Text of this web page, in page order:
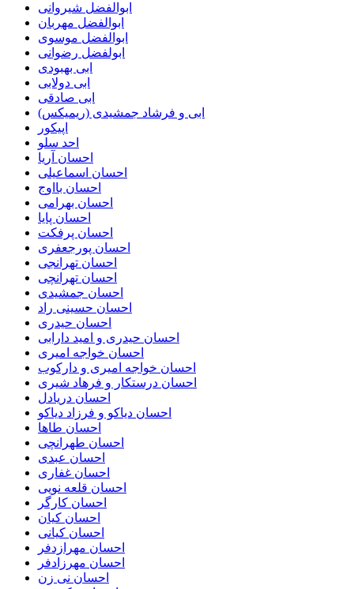
ابوالفضل شیروانی
ابوالفضل مهربان
ابوالفضل موسوی
ابولفضل رضوانی
ابی بهبودی
ابی دولابی
ابی صادقی
ابی و فرشاد جمشیدی (ریمیکس)
اپیکور
احد سلو
احسان آریا
احسان اسماعیلی
احسان بااوج
احسان بهرامی
احسان پایا
احسان پرفکت
احسان پورجعفری
احسان تهرانجی
احسان تهرانچی
احسان جمشیدی
احسان حسینی راد
احسان حیدری
احسان حیدری و امید دارابی
احسان خواجه امیری
احسان خواجه امیری و دارکوب
احسان درستكار و فرهاد شيرى
احسان دریادل
احسان دیاکو و فرزاد دیاکو
احسان طاها
احسان طهرانچی
احسان عبدی
احسان غفاری
احسان قلعه نویی
احسان کارگر
احسان کیان
احسان کیانی
احسان مهرازدفر
احسان مهرزادفر
احسان نی زن